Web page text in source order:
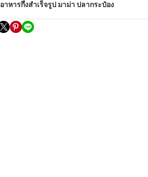
อาหารกึ่งสำเร็จรูป มาม่า ปลากระป๋อง